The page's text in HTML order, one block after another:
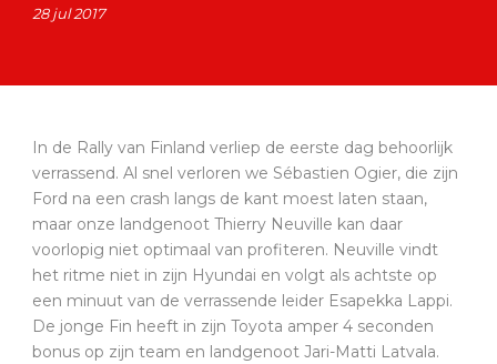
28 jul 2017
In de Rally van Finland verliep de eerste dag behoorlijk
verrassend. Al snel verloren we Sébastien Ogier, die zijn
Ford na een crash langs de kant moest laten staan,
maar onze landgenoot Thierry Neuville kan daar
voorlopig niet optimaal van profiteren. Neuville vindt
het ritme niet in zijn Hyundai en volgt als achtste op
een minuut van de verrassende leider Esapekka Lappi.
De jonge Fin heeft in zijn Toyota amper 4 seconden
bonus op zijn team en landgenoot Jari-Matti Latvala.